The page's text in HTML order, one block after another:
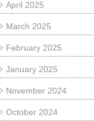
April 2025
March 2025
February 2025
January 2025
November 2024
October 2024